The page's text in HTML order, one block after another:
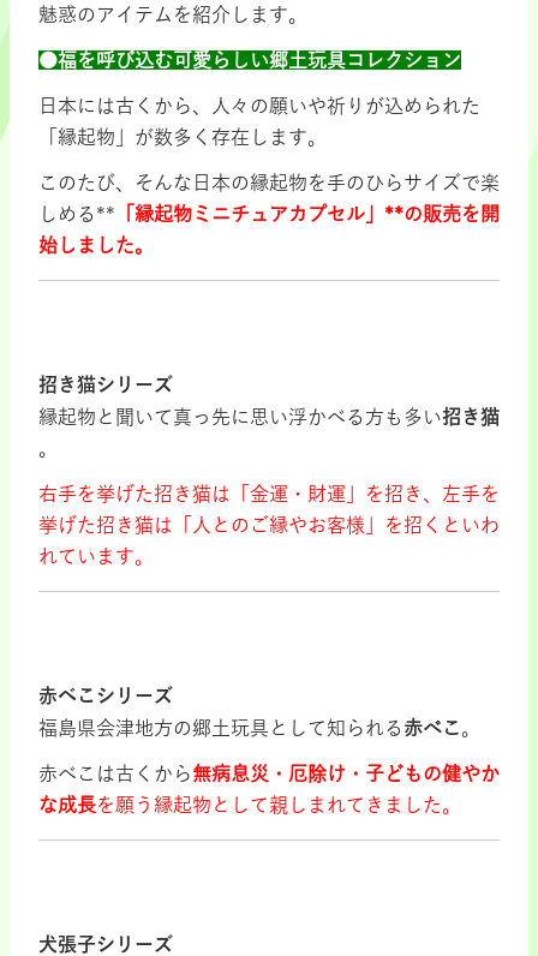
魅惑のアイテムを紹介します。
●福を呼び込む可愛らしい郷土玩具コレクション
日本には古くから、人々の願いや祈りが込められた
「縁起物」が数多く存在します。
このたび、そんな日本の縁起物を手のひらサイズで楽
しめる** 「縁起物ミニチュアカプセル」**の販売を開
始しました。
招き猫シリーズ
縁起物と聞いて真っ先に思い浮かべる方も多い招き猫
。
右手を挙げた招き猫は「金運・財運」を招き、左手を
挙げた招き猫は「人とのご縁やお客様」を招くといわ
れています。
赤べこシリーズ
福島県会津地方の郷土玩具として知られる 赤べこ 。
赤べこは古くから無病息災・厄除け・子どもの健やか
な成長を願う縁起物として親しまれてきました。
犬張子シリーズ